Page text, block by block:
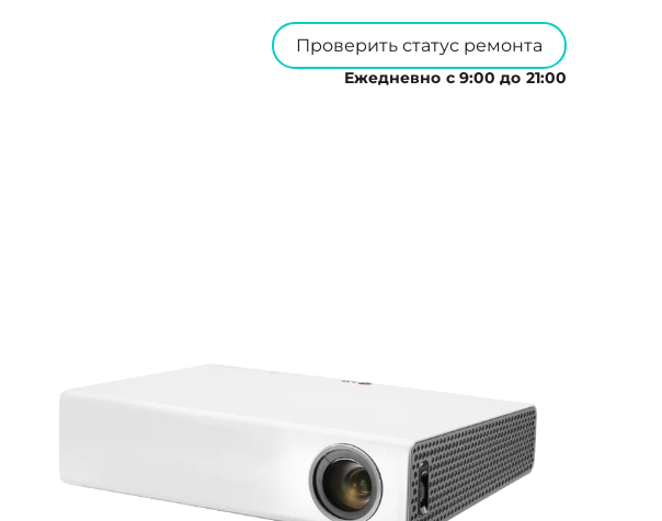
Проверить статус ремонта
Ежедневно с 9:00 до 21:00